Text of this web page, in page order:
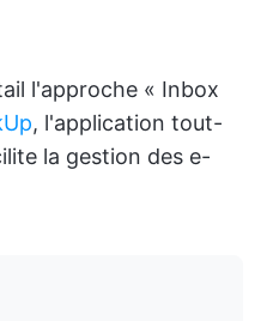
l'approche « Inbox
, l'application tout-
la gestion des e-